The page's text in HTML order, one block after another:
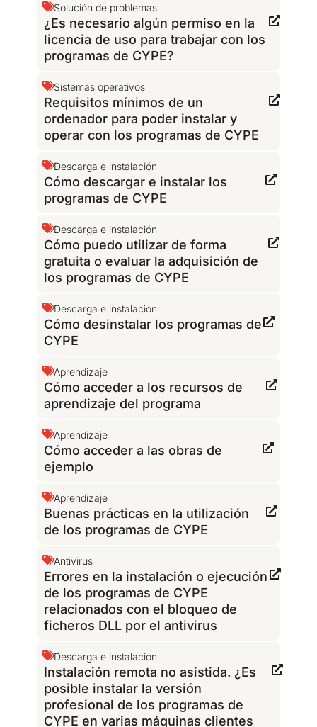
Solución de problemas
¿Es necesario algún permiso en la
licencia de uso para trabajar con los
programas de CYPE?
Sistemas operativos
Requisitos mínimos de un
ordenador para poder instalar y
operar con los programas de CYPE
Descarga e instalación
Cómo descargar e instalar los
programas de CYPE
Descarga e instalación
Cómo puedo utilizar de forma
gratuita o evaluar la adquisición de
los programas de CYPE
Descarga e instalación
Cómo desinstalar los programas de
CYPE
Aprendizaje
Cómo acceder a los recursos de
aprendizaje del programa
Aprendizaje
Cómo acceder a las obras de
ejemplo
Aprendizaje
Buenas prácticas en la utilización
de los programas de CYPE
Antivirus
Errores en la instalación o ejecución
de los programas de CYPE
relacionados con el bloqueo de
ficheros DLL por el antivirus
Descarga e instalación
Instalación remota no asistida. ¿Es
posible instalar la versión
profesional de los programas de
CYPE en varias máquinas clientes